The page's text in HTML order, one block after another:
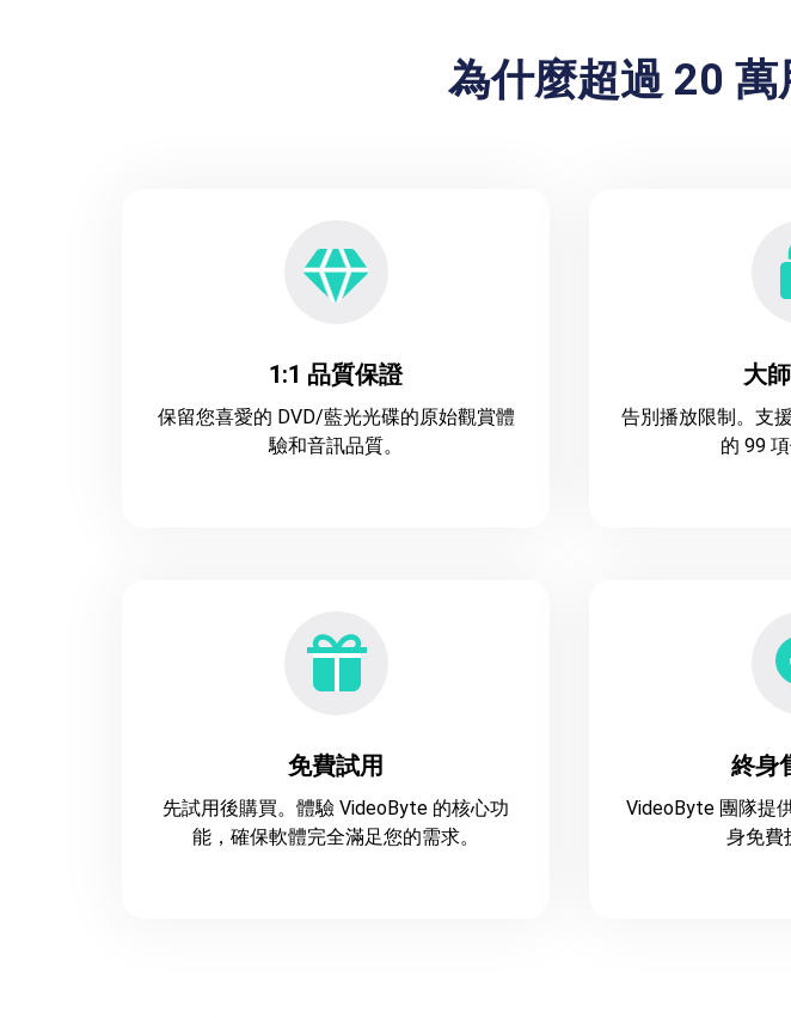
為什麼超過 20
1:1 品質保證
保留您喜愛的 DVD/藍光光碟的原始觀賞體
驗和音訊品質。
大
告別播放限制。支
的 99
免費試用
先試用後購買。體驗 VideoByte 的核心功
能，確保軟體完全滿足您的需求。
終身
VideoByte 團隊提
身免費